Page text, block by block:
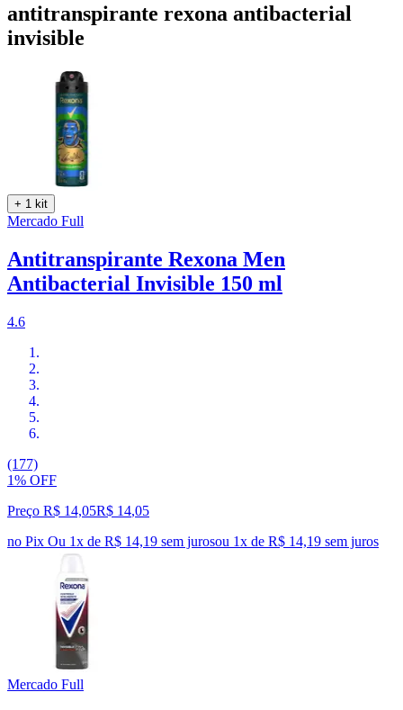
antitranspirante rexona antibacterial
invisible
+ 1 kit
Mercado Full
Antitranspirante Rexona Men
Antibacterial Invisible 150 ml
4.6
(177)
1% OFF
Preço R$ 14,05R$ 14,05
no Pix Ou 1x de R$ 14,19 sem jurosou 1x de R$ 14,19 sem juros
Mercado Full